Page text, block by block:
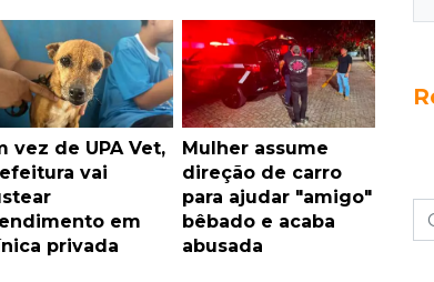
vez de UPA Vet,
vai
em
privada
Mulher assume
direção de carro
para ajudar "amigo"
bêbado e acaba
abusada